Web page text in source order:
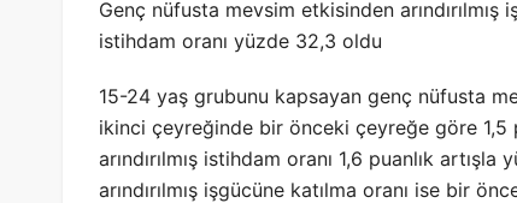
Genç nüfusta mevsim etkisinden arındırılmış
istihdam oranı yüzde 32,3 oldu
15-24 yaş grubunu kapsayan genç nüfusta
ikinci çeyreğinde bir önceki çeyreğe göre 1,5
arındırılmış istihdam oranı 1,6 puanlık
arındırılmış işgücüne katılma oranı ise bir